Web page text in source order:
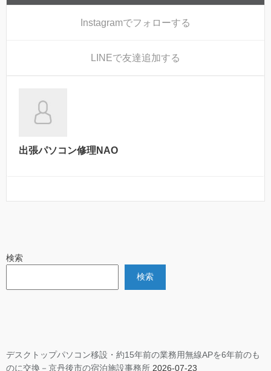
Instagramでフォローする
LINEで友達追加する
出張パソコン修理NAO
検索
検索
デスクトップパソコン移設・約15年前の業務用無線APを6年前のも
のに交換－京丹後市の宿泊施設事務所 2026-07-23